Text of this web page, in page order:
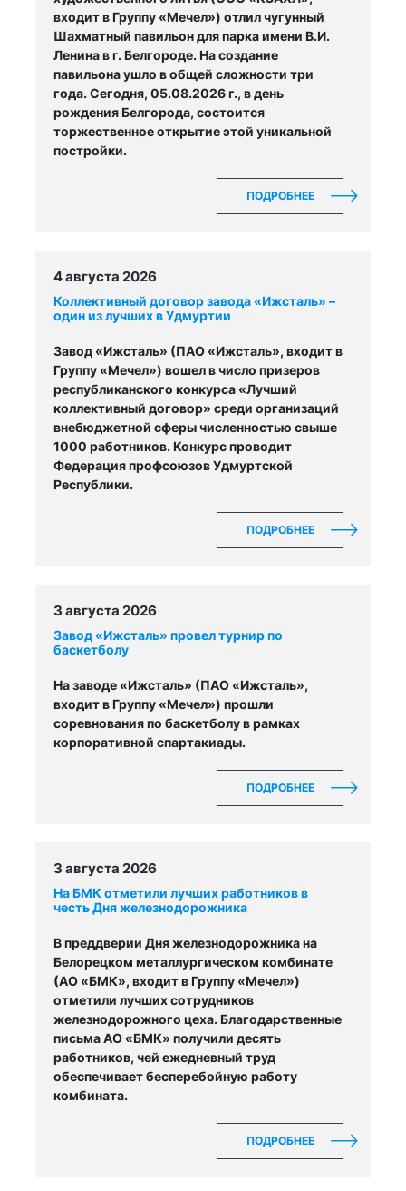
входит в Группу «Мечел») отлил чугунный
Шахматный павильон для парка имени В.И.
Ленина в г. Белгороде. На создание
павильона ушло в общей сложности три
года. Сегодня, 05.08.2026 г., в день
рождения Белгорода, состоится
торжественное открытие этой уникальной
постройки.
ПОДРОБНЕЕ
4 августа 2026
Коллективный договор завода «Ижсталь» –
один из лучших в Удмуртии
Завод «Ижсталь» (ПАО «Ижсталь», входит в
Группу «Мечел») вошел в число призеров
республиканского конкурса «Лучший
коллективный договор» среди организаций
внебюджетной сферы численностью свыше
1000 работников. Конкурс проводит
Федерация профсоюзов Удмуртской
Республики.
ПОДРОБНЕЕ
3 августа 2026
Завод «Ижсталь» провел турнир по
баскетболу
На заводе «Ижсталь» (ПАО «Ижсталь»,
входит в Группу «Мечел») прошли
соревнования по баскетболу в рамках
корпоративной спартакиады.
ПОДРОБНЕЕ
3 августа 2026
На БМК отметили лучших работников в
честь Дня железнодорожника
В преддверии Дня железнодорожника на
Белорецком металлургическом комбинате
(АО «БМК», входит в Группу «Мечел»)
отметили лучших сотрудников
железнодорожного цеха. Благодарственные
письма АО «БМК» получили десять
работников, чей ежедневный труд
обеспечивает бесперебойную работу
комбината.
ПОДРОБНЕЕ